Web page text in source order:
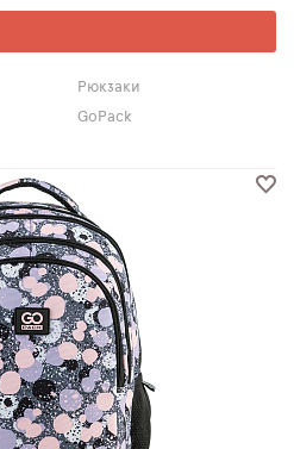
Рюкзаки
GoPack